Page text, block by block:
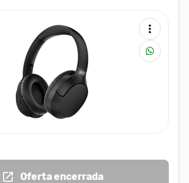
Oferta encerrada